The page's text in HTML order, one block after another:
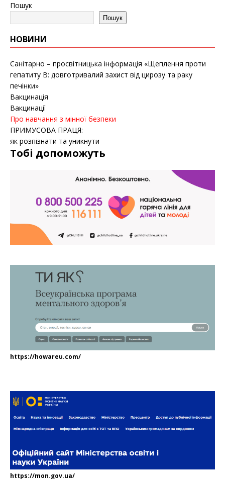
Пошук
Пошук
НОВИНИ
Санітарно – просвітницька інформація «Щеплення проти
гепатиту B: довготривалий захист від цирозу та раку
печінки»
Вакцинація
Вакцинації
Про навчання з мінної безпеки
ПРИМУСОВА ПРАЦЯ:
як розпізнати та уникнути
Тобі допоможуть
https://howareu.com/
https://mon.gov.ua/